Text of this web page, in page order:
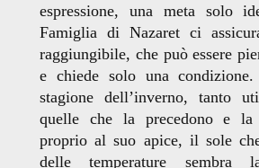
espressione, una meta solo
Famiglia di Nazaret ci
raggiungibile, che può essere
e chiede solo una
stagione dell’inverno, tanto
quelle che la precedono e la
proprio al suo apice, il sole
delle temperature sembra